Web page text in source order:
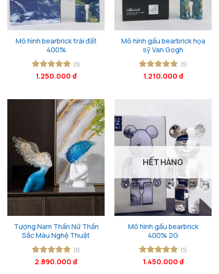
Mô hình bearbrick trái đất
400%
Được xếp
(1)
1.250.000 ₫
Mô hình gấu bearbrick họa
sỹ Van Gogh
Được xếp
(1)
1.210.000 ₫
Tượng Nam Thần Nữ Thần
Sắc Màu Nghệ Thuật
Được xếp
(1)
2.890.000 ₫
HẾT HÀNG
Mô hình gấu bearbrick
400% 2G
Được xếp
(1)
1.450.000 ₫